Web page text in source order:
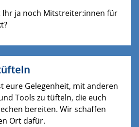
ja noch Mitstreiter:innen für
eure Gelegenheit, mit anderen
Tools zu tüfteln, die euch
bereiten. Wir schaffen
Ort dafür.